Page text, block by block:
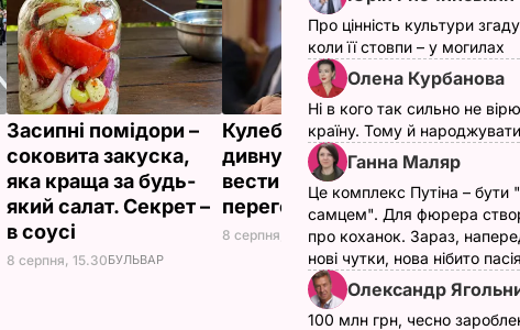
Засипні помідори –
соковита закуска,
яка краща за будь-
який салат. Секрет –
в соусі
8 серпня, 15.30БУЛЬВАР
Кулеба розповів про
дивну манеру Путіна
вести телефонні
переговори
8 серпня, 10.25СВІТ
України
8 серпня,
Про цінність культури
коли її стовпи – у могилах
Олена Курбанова
Ні в кого так сильно не
країну. Тому й
Ганна Маляр
Це комплекс Путіна – бути
самцем". Для фюрера
про коханок. Зараз,
нові чутки, нова нібито пасія
Олександр
100 млн грн, чесно